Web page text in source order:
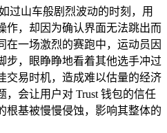
过山车般剧烈波动的时刻，用
作，却因为确认界面无法跳出而
在一场激烈的赛跑中，运动员因
步，眼睁睁地看着其他选手冲过
交易时机，造成难以估量的经济
会让用户对 Trust 钱包的信任
根基被慢慢侵蚀，影响其整体的